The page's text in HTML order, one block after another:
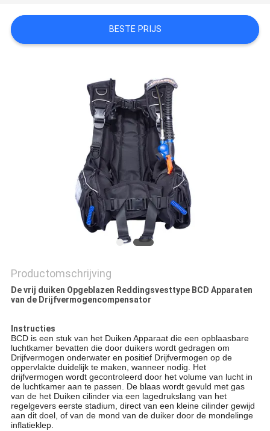
BESTE PRIJS
Productomschrijving
De vrij duiken Opgeblazen Reddingsvesttype BCD Apparaten
van de Drijfvermogencompensator
Instructies
BCD is een stuk van het Duiken Apparaat die een opblaasbare
luchtkamer bevatten die door duikers wordt gedragen om
Drijfvermogen onderwater en positief Drijfvermogen op de
oppervlakte duidelijk te maken, wanneer nodig. Het
drijfvermogen wordt gecontroleerd door het volume van lucht in
de luchtkamer aan te passen. De blaas wordt gevuld met gas
van de het Duiken cilinder via een lagedrukslang van het
regelgevers eerste stadium, direct van een kleine cilinder gewijd
aan dit doel, of van de mond van de duiker door de mondelinge
inflatieklep.